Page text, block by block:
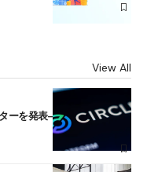
View All
ーを発表――ブラックロッ